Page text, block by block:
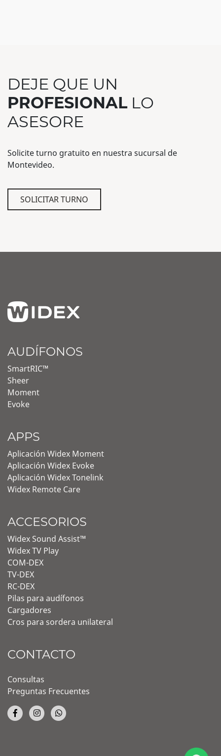
DEJE QUE UN
PROFESIONAL LO
ASESORE
Solicite turno gratuito en nuestra sucursal de
Montevideo.
SOLICITAR TURNO
AUDÍFONOS
SmartRIC™
Sheer
Moment
Evoke
APPS
Aplicación Widex Moment
Aplicación Widex Evoke
Aplicación Widex Tonelink
Widex Remote Care
ACCESORIOS
Widex Sound Assist™
Widex TV Play
COM-DEX
TV-DEX
RC-DEX
Pilas para audífonos
Cargadores
Cros para sordera unilateral
CONTACTO
Consultas
Preguntas Frecuentes